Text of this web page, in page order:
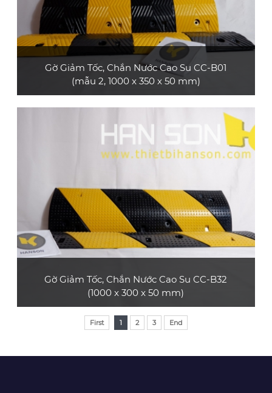
Gờ Giảm Tốc, Chắn Nước Cao Su CC-B01
(mẫu 2, 1000 x 350 x 50 mm)
loại dài 1 m) bền và đẹp, có đính mắt mèo
phản quang, phù hợp dùng cho xe ô tô con, xe
tải nhỏ, xe tải lớn, xe container
Gờ Giảm Tốc, Chắn Nước Cao Su CC-B32
(1000 x 300 x 50 mm)
Sản phẩm gờ giảm tốc cao su CC-B32 bền và
đẹp, có rãnh bảo vệ cáp, phù hợp làm gờ bảo
chợ, triển lãm thương mại, hội nghị, buổi hòa
First 1 2 3 End